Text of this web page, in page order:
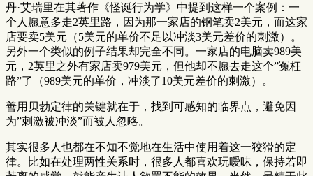
丹·艾瑞里在其著作《怪诞行为学》中提到这样一个案例：一
个人愿意多走2英里路，因为那一家店的钢笔卖2美元，而这家
店要卖5美元（5美元的单价不足以冲淡3美元差价的刺激）。
另外一个类似的例子结果却完全不同。一家店的电脑卖989美
元，2英里之外有家店卖979美元，但他却不愿去走这个”冤枉
路”了（989美元的单价，冲淡了10美元差价的刺激）。
善用贝勃定律的关键就在于，找到可感知的临界点，避免因
为”刺激被冲淡”而被人忽略。
其实很多人也都在不知不觉地在生活中使用着这一狡猾的定
律。比如在处理两性关系时，很多人都喜欢玩暧昧，保持若即